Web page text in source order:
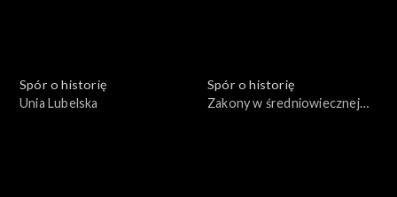
Spór o historię
Unia Lubelska
Spór o historię
Zakony w średniowiecznej